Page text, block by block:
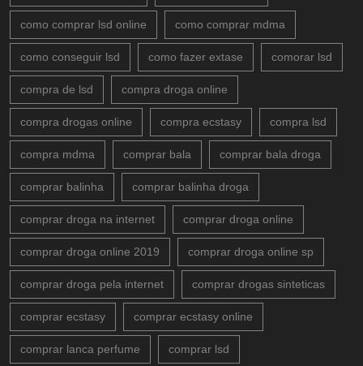
como comprar lsd online como comprar mdma
como conseguir lsd como fazer extase comorar lsd
compra de lsd compra droga online
compra drogas online compra ecstasy compra lsd
compra mdma comprar bala comprar bala droga
comprar balinha comprar balinha droga
comprar droga na internet comprar droga online
comprar droga online 2019 comprar droga online sp
comprar droga pela internet comprar drogas sinteticas
comprar ecstasy comprar ecstasy online
comprar lanca perfume comprar lsd